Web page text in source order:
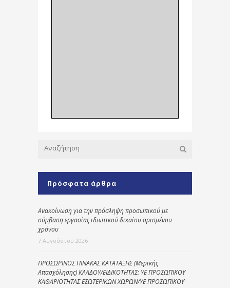
Πρόσφατα άρθρα
Ανακοίνωση για την πρόσληψη προσωπικού με
σύμβαση εργασίας ιδιωτικού δικαίου ορισμένου
χρόνου
7 Αυγούστου 2026
ΠΡΟΣΩΡΙΝΟΣ ΠΙΝΑΚΑΣ ΚΑΤΑΤΑΞΗΣ (Μερικής
Απασχόλησης) ΚΛΑΔΟΥ/ΕΙΔΙΚΟΤΗΤΑΣ: ΥΕ ΠΡΟΣΩΠΙΚΟΥ
ΚΑΘΑΡΙΟΤΗΤΑΣ ΕΣΩΤΕΡΙΚΩΝ ΧΩΡΩΝ/ΥΕ ΠΡΟΣΩΠΙΚΟΥ